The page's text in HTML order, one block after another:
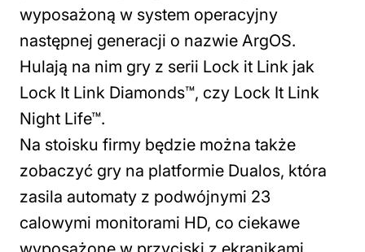
wyposażoną w system operacyjny
następnej generacji o nazwie ArgOS.
Hulają na nim gry z serii Lock it Link jak
Lock It Link Diamonds™, czy Lock It Link
Night Life™.
Na stoisku firmy będzie można także
zobaczyć gry na platformie Dualos, która
zasila automaty z podwójnymi 23
calowymi monitorami HD, co ciekawe